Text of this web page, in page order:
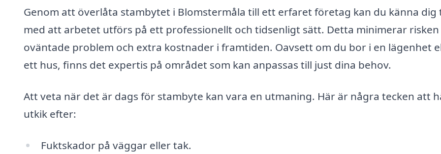
Genom att överlåta stambytet i Blomstermåla till ett erfaret företag kan du känna dig
med att arbetet utförs på ett professionellt och tidsenligt sätt. Detta minimerar
oväntade problem och extra kostnader i framtiden. Oavsett om du bor i en lägenhet
ett hus, finns det expertis på området som kan anpassas till just dina behov.
Att veta när det är dags för stambyte kan vara en utmaning. Här är några tecken att
utkik efter:
Fuktskador på väggar eller tak.